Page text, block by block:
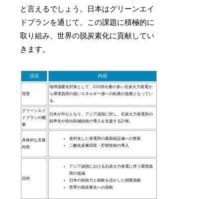
と言えるでしょう。日本はグリーンエイ
ドプランを通じて、この課題に積極的に
取り組み、世界の脱炭素化に貢献してい
きます。
項目 内容
背景
地球温暖化対策として、CO2排出量の多い石炭火力発電か
ら環境負荷の低いエネルギー源への転換が急務となってい
る。
グリーンエイ
ドプランの概
要
日本が中心となり、アジア諸国に対し、石炭火力発電所の
効率化や排出削減技術の導入を支援する計画。
具体的な支援
内容
老朽化した発電所の最新鋭設備への更新
二酸化炭素回収・貯留技術の導入
目的
アジア諸国における石炭火力発電に伴う環境負
荷の低減
日本の技術力と経験を活かした国際貢献
世界の脱炭素化への貢献